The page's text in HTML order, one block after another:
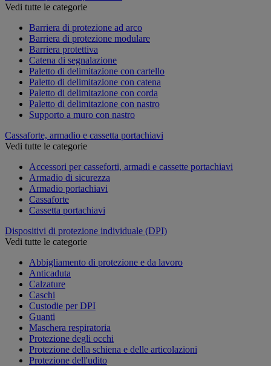
Vedi tutte le categorie
Barriera di protezione ad arco
Barriera di protezione modulare
Barriera protettiva
Catena di segnalazione
Paletto di delimitazione con cartello
Paletto di delimitazione con catena
Paletto di delimitazione con corda
Paletto di delimitazione con nastro
Supporto a muro con nastro
Cassaforte, armadio e cassetta portachiavi
Vedi tutte le categorie
Accessori per casseforti, armadi e cassette portachiavi
Armadio di sicurezza
Armadio portachiavi
Cassaforte
Cassetta portachiavi
Dispositivi di protezione individuale (DPI)
Vedi tutte le categorie
Abbigliamento di protezione e da lavoro
Anticaduta
Calzature
Caschi
Custodie per DPI
Guanti
Maschera respiratoria
Protezione degli occhi
Protezione della schiena e delle articolazioni
Protezione dell'udito